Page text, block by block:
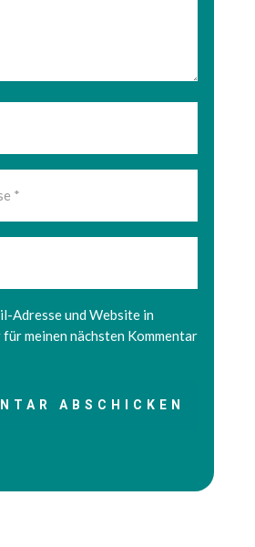
Adresse und Website in
meinen nächsten Kommentar
ABSCHICKEN